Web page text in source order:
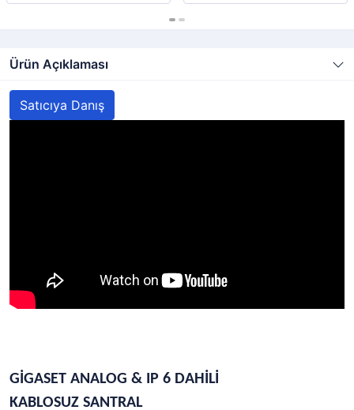
Ürün Açıklaması
Satıcıya Danış
GİGASET ANALOG & IP 6 DAHİLİ
KABLOSUZ SANTRAL